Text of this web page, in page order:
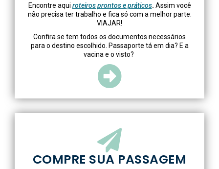
Encontre aqui roteiros prontos e práticos. Assim você
não precisa ter trabalho e fica só com a melhor parte:
VIAJAR!
Confira se tem todos os documentos necessários
para o destino escolhido. Passaporte tá em dia? E a
vacina e o visto?
COMPRE SUA PASSAGEM